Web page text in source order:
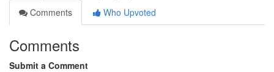
Comments
Who Upvoted
Comments
Submit a Comment